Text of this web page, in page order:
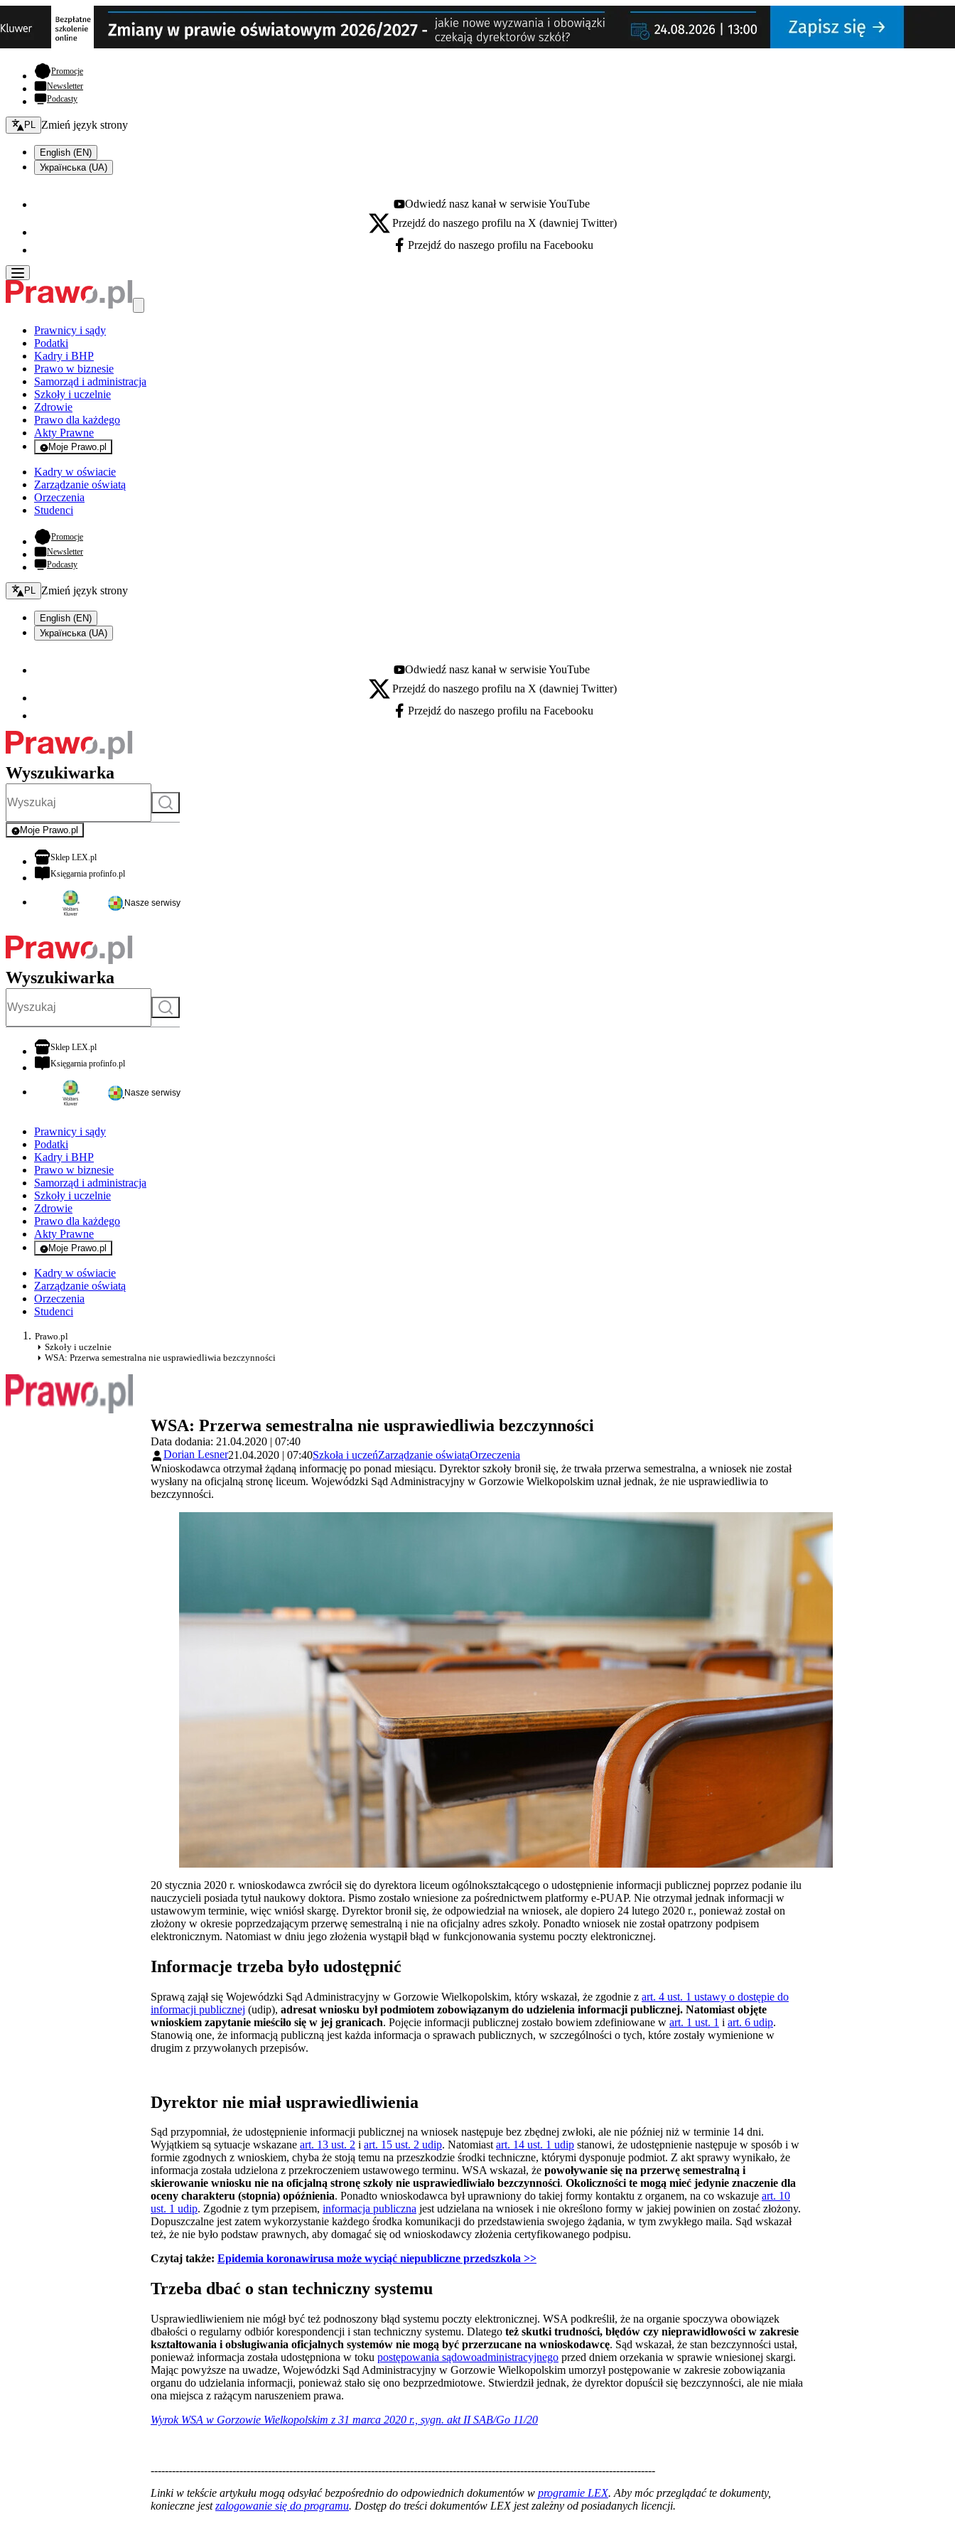
Promocje- otwiera się w nowej karcie
Newsletter
Podcasty
Zmień język - bieżący:
PL Zmień język strony
English (EN)
Українська (UA)
Youtube - otwiera się w nowej karcie
Odwiedź nasz kanał w serwisie YouTube
X - otwiera się w nowej karcie
Przejdź do naszego profilu na X (dawniej Twitter)
Facebook - otwiera się w nowej karcie
Przejdź do naszego profilu na Facebooku
Prawnicy i sądy
Podatki
Kadry i BHP
Prawo w biznesie
Samorząd i administracja
Szkoły i uczelnie
Zdrowie
Prawo dla każdego
Akty Prawne
Moje Prawo.pl
- rejestracja i logowanie do serwisu
Kadry w oświacie
Zarządzanie oświatą
Orzeczenia
Studenci
Promocje- otwiera się w nowej karcie
Newsletter
Podcasty
Zmień język - bieżący:
PL Zmień język strony
English (EN)
Українська (UA)
Youtube - otwiera się w nowej karcie
Odwiedź nasz kanał w serwisie YouTube
X - otwiera się w nowej karcie
Przejdź do naszego profilu na X (dawniej Twitter)
Facebook - otwiera się w nowej karcie
Przejdź do naszego profilu na Facebooku
Wyszukiwarka
Szukaj
Moje Prawo.pl
- rejestracja i logowanie do serwisu
Sklep LEX.plotwiera się w nowej karcie
Księgarnia profinfo.plotwiera się w nowej karcie
Nasze serwisy
Wyszukiwarka
Szukaj
Sklep LEX.plotwiera się w nowej karcie
Księgarnia profinfo.plotwiera się w nowej karcie
Nasze serwisy
Prawnicy i sądy
Podatki
Kadry i BHP
Prawo w biznesie
Samorząd i administracja
Szkoły i uczelnie
Zdrowie
Prawo dla każdego
Akty Prawne
Moje Prawo.pl
- rejestracja i logowanie do serwisu
Kadry w oświacie
Zarządzanie oświatą
Orzeczenia
Studenci
Prawo.pl
Szkoły i uczelnie
WSA: Przerwa semestralna nie usprawiedliwia bezczynności
WSA: Przerwa semestralna nie usprawiedliwia bezczynności
Data dodania: 21.04.2020 | 07:40
Dorian Lesner21.04.2020 | 07:40Szkoła i uczeńZarządzanie oświatąOrzeczenia
Wnioskodawca otrzymał żądaną informację po ponad miesiącu. Dyrektor szkoły bronił się, że trwała przerwa semestralna, a wniosek nie został
wysłany na oficjalną stronę liceum. Wojewódzki Sąd Administracyjny w Gorzowie Wielkopolskim uznał jednak, że nie usprawiedliwia to
bezczynności.
20 stycznia 2020 r. wnioskodawca zwrócił się do dyrektora liceum ogólnokształcącego o udostępnienie informacji publicznej poprzez podanie ilu
nauczycieli posiada tytuł naukowy doktora. Pismo zostało wniesione za pośrednictwem platformy e-PUAP. Nie otrzymał jednak informacji w
ustawowym terminie, więc wniósł skargę. Dyrektor bronił się, że odpowiedział na wniosek, ale dopiero 24 lutego 2020 r., ponieważ został on
złożony w okresie poprzedzającym przerwę semestralną i nie na oficjalny adres szkoły. Ponadto wniosek nie został opatrzony podpisem
elektronicznym. Natomiast w dniu jego złożenia wystąpił błąd w funkcjonowania systemu poczty elektronicznej.
Informacje trzeba było udostępnić
Sprawą zajął się Wojewódzki Sąd Administracyjny w Gorzowie Wielkopolskim, który wskazał, że zgodnie z art. 4 ust. 1 ustawy o dostępie do
informacji publicznej (udip), adresat wniosku był podmiotem zobowiązanym do udzielenia informacji publicznej. Natomiast objęte
wnioskiem zapytanie mieściło się w jej granicach. Pojęcie informacji publicznej zostało bowiem zdefiniowane w art. 1 ust. 1 i art. 6 udip.
Stanowią one, że informacją publiczną jest każda informacja o sprawach publicznych, w szczególności o tych, które zostały wymienione w
drugim z przywołanych przepisów.
Dyrektor nie miał usprawiedliwienia
Sąd przypomniał, że udostępnienie informacji publicznej na wniosek następuje bez zbędnej zwłoki, ale nie później niż w terminie 14 dni.
Wyjątkiem są sytuacje wskazane art. 13 ust. 2 i art. 15 ust. 2 udip. Natomiastart. 14 ust. 1 udip stanowi, że udostępnienie następuje w sposób i w
formie zgodnych z wnioskiem, chyba że stoją temu na przeszkodzie środki techniczne, którymi dysponuje podmiot. Z akt sprawy wynikało, że
informacja została udzielona z przekroczeniem ustawowego terminu. WSA wskazał, że powoływanie się na przerwę semestralną i
skierowanie wniosku nie na oficjalną stronę szkoły nie usprawiedliwiało bezczynności. Okoliczności te mogą mieć jedynie znaczenie dla
oceny charakteru (stopnia) opóźnienia. Ponadto wnioskodawca był uprawniony do takiej formy kontaktu z organem, na co wskazuje art. 10
ust. 1 udip. Zgodnie z tym przepisem, informacja publiczna jest udzielana na wniosek i nie określono formy w jakiej powinien on zostać złożony.
Dopuszczalne jest zatem wykorzystanie każdego środka komunikacji do przedstawienia swojego żądania, w tym zwykłego maila. Sąd wskazał
też, że nie było podstaw prawnych, aby domagać się od wnioskodawcy złożenia certyfikowanego podpisu.
Czytaj także: Epidemia koronawirusa może wyciąć niepubliczne przedszkola >>
Trzeba dbać o stan techniczny systemu
Usprawiedliwieniem nie mógł być też podnoszony błąd systemu poczty elektronicznej. WSA podkreślił, że na organie spoczywa obowiązek
dbałości o regularny odbiór korespondencji i stan techniczny systemu. Dlatego też skutki trudności, błędów czy nieprawidłowości w zakresie
kształtowania i obsługiwania oficjalnych systemów nie mogą być przerzucane na wnioskodawcę. Sąd wskazał, że stan bezczynności ustał,
ponieważ informacja została udostępniona w toku postępowania sądowoadministracyjnego przed dniem orzekania w sprawie wniesionej skargi.
Mając powyższe na uwadze, Wojewódzki Sąd Administracyjny w Gorzowie Wielkopolskim umorzył postępowanie w zakresie zobowiązania
organu do udzielania informacji, ponieważ stało się ono bezprzedmiotowe. Stwierdził jednak, że dyrektor dopuścił się bezczynności, ale nie miała
ona miejsca z rażącym naruszeniem prawa.
Wyrok WSA w Gorzowie Wielkopolskim z 31 marca 2020 r., sygn. akt II SAB/Go 11/20
----------------------------------------------------------------------------------------------------------------------------------------------
Linki w tekście artykułu mogą odsyłać bezpośrednio do odpowiednich dokumentów w programie LEX. Aby móc przeglądać te dokumenty,
konieczne jestzalogowanie się do programu. Dostęp do treści dokumentów LEX jest zależny od posiadanych licencji.